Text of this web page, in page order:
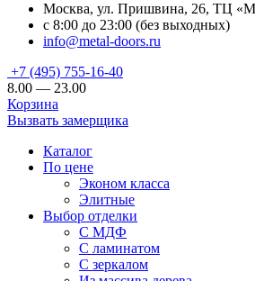
Москва, ул. Пришвина, 26, ТЦ
с 8:00 до 23:00 (без выходных)
info@metal-doors.ru
+7 (495) 755-16-40
8.00 — 23.00
Корзина
Вызвать замерщика
Каталог
По цене
Эконом класса
Элитные
Выбор отделки
С МДФ
С ламинатом
С зеркалом